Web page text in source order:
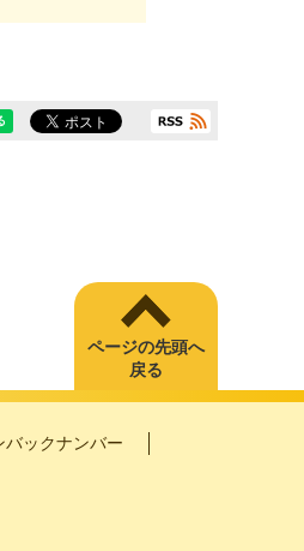
ページの先頭へ
戻る
バックナンバー